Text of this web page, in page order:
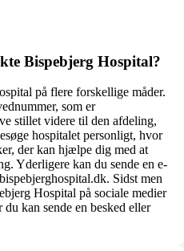
Bispebjerg Hospital?
på flere forskellige måder.
som er
videre til den afdeling,
hospitalet personligt, hvor
der kan hjælpe dig med at
Yderligere kan du sende en e-
Sidst men
Hospital på sociale medier
kan sende en besked eller